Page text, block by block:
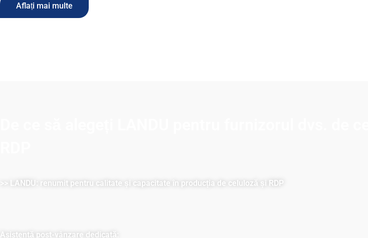
Aflați mai multe
>> LANDU: renumit pentru calitate și capacitate în producția de celuloză și RDP
Asistență post-vânzare dedicată: